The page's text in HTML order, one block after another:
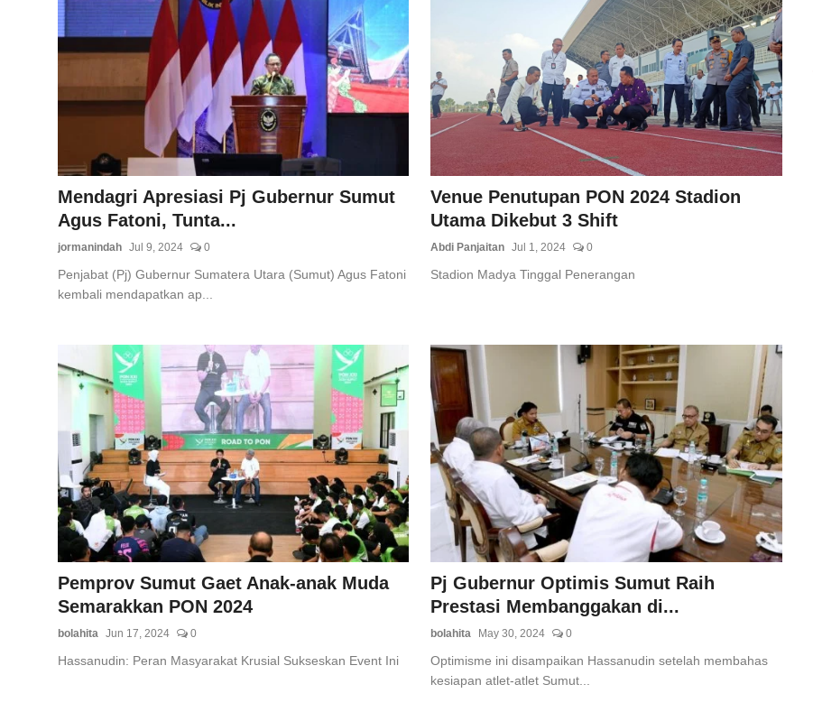
Mendagri Apresiasi Pj Gubernur Sumut
Agus Fatoni, Tunta...
jormanindah Jul 9, 2024 0
Penjabat (Pj) Gubernur Sumatera Utara (Sumut) Agus Fatoni
kembali mendapatkan ap...
Venue Penutupan PON 2024 Stadion
Utama Dikebut 3 Shift
Abdi Panjaitan Jul 1, 2024 0
Stadion Madya Tinggal Penerangan
Pemprov Sumut Gaet Anak-anak Muda
Semarakkan PON 2024
bolahita Jun 17, 2024 0
Hassanudin: Peran Masyarakat Krusial Sukseskan Event Ini
Pj Gubernur Optimis Sumut Raih
Prestasi Membanggakan di...
bolahita May 30, 2024 0
Optimisme ini disampaikan Hassanudin setelah membahas
kesiapan atlet-atlet Sumut...